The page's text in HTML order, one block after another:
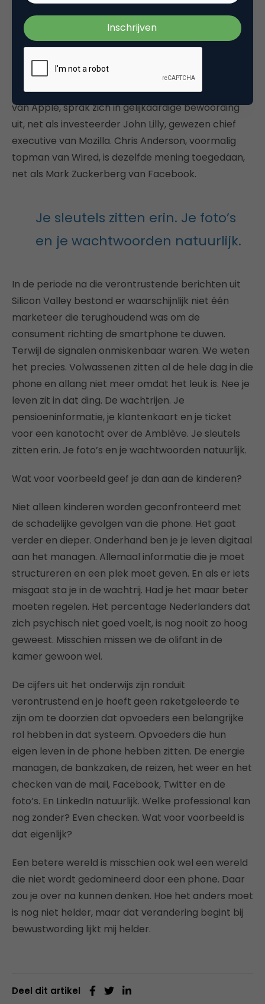
schadelijke gevolgenvoor hun kinderen. Onder
meer Tim Cook, Chief Executive van Apple, gaf
eerder dit jaar al te kennen dat zijn neef geen
sociale media mocht gebruiken. Bill Gates verbood
zijn kinderen lange tijd het gebruik van
smartphones. Wijlen Steve Jobs, voormalig topman
van Apple, sprak zich in gelijkaardige bewoording
uit, net als investeerder John Lilly, gewezen chief
executive van Mozilla. Chris Anderson, voormalig
topman van Wired, is dezelfde mening toegedaan,
net als Mark Zuckerberg van Facebook.
Je sleutels zitten erin. Je foto’s
en je wachtwoorden natuurlijk.
In de periode na die verontrustende berichten uit
Silicon Valley bestond er waarschijnlijk niet één
marketeer die terughoudend was om de
consument richting de smartphone te duwen.
Terwijl de signalen onmiskenbaar waren. We weten
het precies. Volwassenen zitten al de hele dag in die
phone en allang niet meer omdat het leuk is. Nee je
leven zit in dat ding. De wachtrijen. Je
pensioeninformatie, je klantenkaart en je ticket
voor een kanotocht over de Amblève. Je sleutels
zitten erin. Je foto’s en je wachtwoorden natuurlijk.
Wat voor voorbeeld geef je dan aan de kinderen?
Niet alleen kinderen worden geconfronteerd met
de schadelijke gevolgen van die phone. Het gaat
verder en dieper. Onderhand ben je je leven digitaal
aan het managen. Allemaal informatie die je moet
structureren en een plek moet geven. En als er iets
misgaat sta je in de wachtrij. Had je het maar beter
moeten regelen. Het percentage Nederlanders dat
zich psychisch niet goed voelt, is nog nooit zo hoog
geweest. Misschien missen we de olifant in de
kamer gewoon wel.
De cijfers uit het onderwijs zijn ronduit
verontrustend en je hoeft geen raketgeleerde te
zijn om te doorzien dat opvoeders een belangrijke
rol hebben in dat systeem. Opvoeders die hun
eigen leven in de phone hebben zitten. De energie
managen, de bankzaken, de reizen, het weer en het
checken van de mail, Facebook, Twitter en de
foto’s. En LinkedIn natuurlijk. Welke professional kan
nog zonder? Even checken. Wat voor voorbeeld is
dat eigenlijk?
Een betere wereld is misschien ook wel een wereld
die niet wordt gedomineerd door een phone. Daar
zou je over na kunnen denken. Hoe het anders moet
is nog niet helder, maar dat verandering begint bij
bewustwording lijkt mij helder.
Deel dit artikel